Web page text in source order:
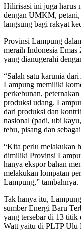
Hilirisasi ini juga harus
dengan UMKM, petani,
langsung bagi rakyat
Provinsi Lampung
meraih Indonesia
yang dianugerahi
“Salah satu karunia
Lampung memiliki
perkebunan,
produksi udang.
dari produksi dan
nasional (padi, ubi
tebu, pisang dan
“Kita perlu melakukan
dimiliki Provinsi
hanya ekspor bahan
melakukan lompatan
Lampung,” tambahnya.
Tak hanya itu,
sumber Energi Baru
yang tersebar di 13 titik
Watt yaitu di PLTP Ulu